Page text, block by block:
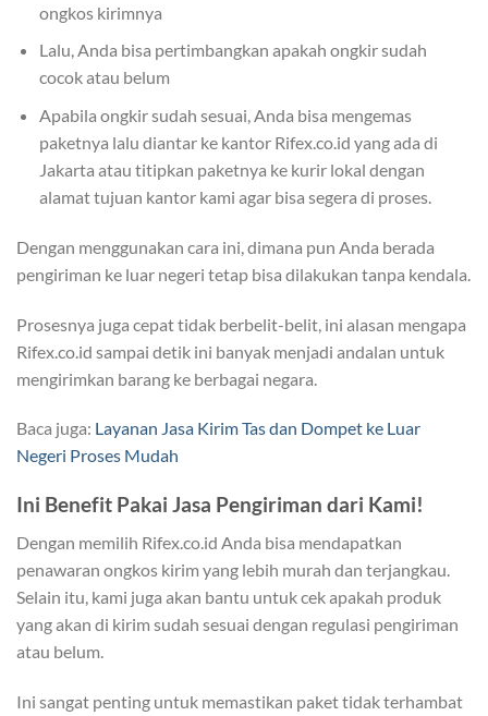
ongkos kirimnya
Lalu, Anda bisa pertimbangkan apakah ongkir sudah
cocok atau belum
Apabila ongkir sudah sesuai, Anda bisa mengemas
paketnya lalu diantar ke kantor Rifex.co.id yang ada di
Jakarta atau titipkan paketnya ke kurir lokal dengan
alamat tujuan kantor kami agar bisa segera di proses.
Dengan menggunakan cara ini, dimana pun Anda berada
pengiriman ke luar negeri tetap bisa dilakukan tanpa kendala.
Prosesnya juga cepat tidak berbelit-belit, ini alasan mengapa
Rifex.co.id sampai detik ini banyak menjadi andalan untuk
mengirimkan barang ke berbagai negara.
Baca juga: Layanan Jasa Kirim Tas dan Dompet ke Luar
Negeri Proses Mudah
Ini Benefit Pakai Jasa Pengiriman dari Kami!
Dengan memilih Rifex.co.id Anda bisa mendapatkan
penawaran ongkos kirim yang lebih murah dan terjangkau.
Selain itu, kami juga akan bantu untuk cek apakah produk
yang akan di kirim sudah sesuai dengan regulasi pengiriman
atau belum.
Ini sangat penting untuk memastikan paket tidak terhambat